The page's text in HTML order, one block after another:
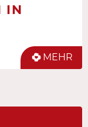
IN
MEHR